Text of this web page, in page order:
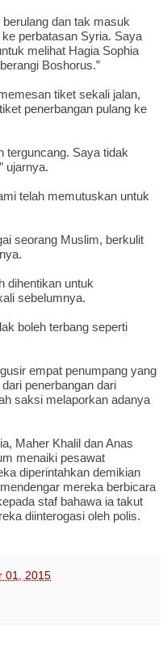
dan tak masuk
perbatasan Syria. Saya
melihat Hagia Sophia
Boshorus.”
tiket sekali jalan,
penerbangan pulang ke
terguncang. Saya tidak
ujarnya.
telah memutuskan untuk
seorang Muslim, berkulit
dihentikan untuk
sebelumnya.
boleh terbang seperti
empat penumpang yang
penerbangan dari
saksi melaporkan adanya
Maher Khalil dan Anas
menaiki pesawat
diperintahkan demikian
mereka berbicara
staf bahawa ia takut
diinterogasi oleh polis.
01, 2015